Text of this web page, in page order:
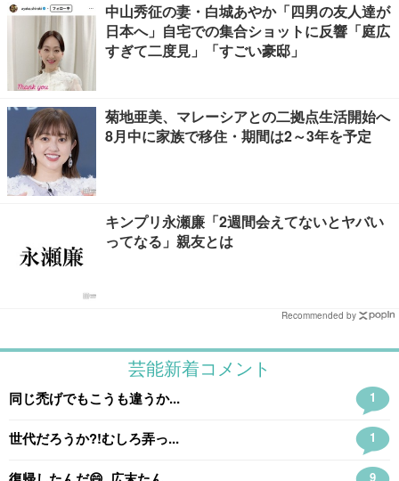
中山秀征の妻・白城あやか「四男の友人達が
日本へ」自宅での集合ショットに反響「庭広
すぎて二度見」「すごい豪邸」
菊地亜美、マレーシアとの二拠点生活開始へ
8月中に家族で移住・期間は2～3年を予定
キンプリ永瀬廉「2週間会えてないとヤバい
ってなる」親友とは
Recommended by